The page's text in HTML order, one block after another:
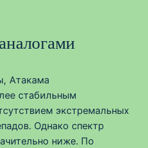
Атакама
стабильным
экстремальных
Однако спектр
ниже. По